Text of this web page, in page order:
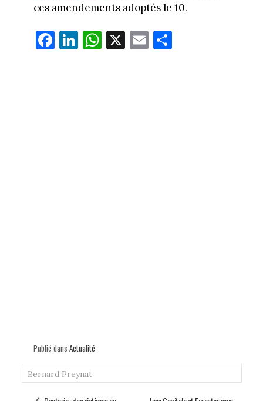
ces amendements adoptés le 10.
Fa
ce
Li
nk
W
ha
X E
m
Pa
rt
Publié dans Actualité
Bernard Preynat